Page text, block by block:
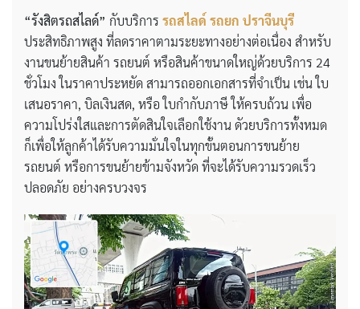
“รังสิตรถสไลด์” กับบริการ รถสไลด์ รถยก ปราจีนบุรี
ประสิทธิภาพสูง ที่ลดราคาตามระยะทางอย่างต่อเนื่อง สำหรับ
งานขนย้ายสินค้า รถยนต์ หรือสินค้าขนาดใหญ่ด้วยบริการ 24
ชั่วโมง ในราคาประหยัด สามารถออกเอกสารที่จำเป็น เช่น ใบ
เสนอราคา, บิลเงินสด, หรือ ใบกำกับภาษี ให้ครบถ้วน เพื่อ
ความโปร่งใสและการตัดสินใจเลือกใช้งาน ดัวยบริการทั้งหมด
ก็เพื่อให้ลูกค้าได้รับความมั่นใจในทุกขั้นตอนการขนย้าย
รถยนต์ หรือการขนย้ายข้ามจังหวัด ที่จะได้รับความรวดเร็ว
ปลอดภัย อย่างครบวงจร